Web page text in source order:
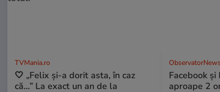
TVMania.ro
🤍 „Felix și-a dorit asta, în caz
că…” La exact un an de la
Facebook
aproape 2